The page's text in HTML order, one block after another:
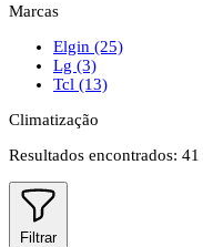
Marcas
Elgin (25)
Lg (3)
Tcl (13)
Climatização
Resultados encontrados: 41
Filtrar